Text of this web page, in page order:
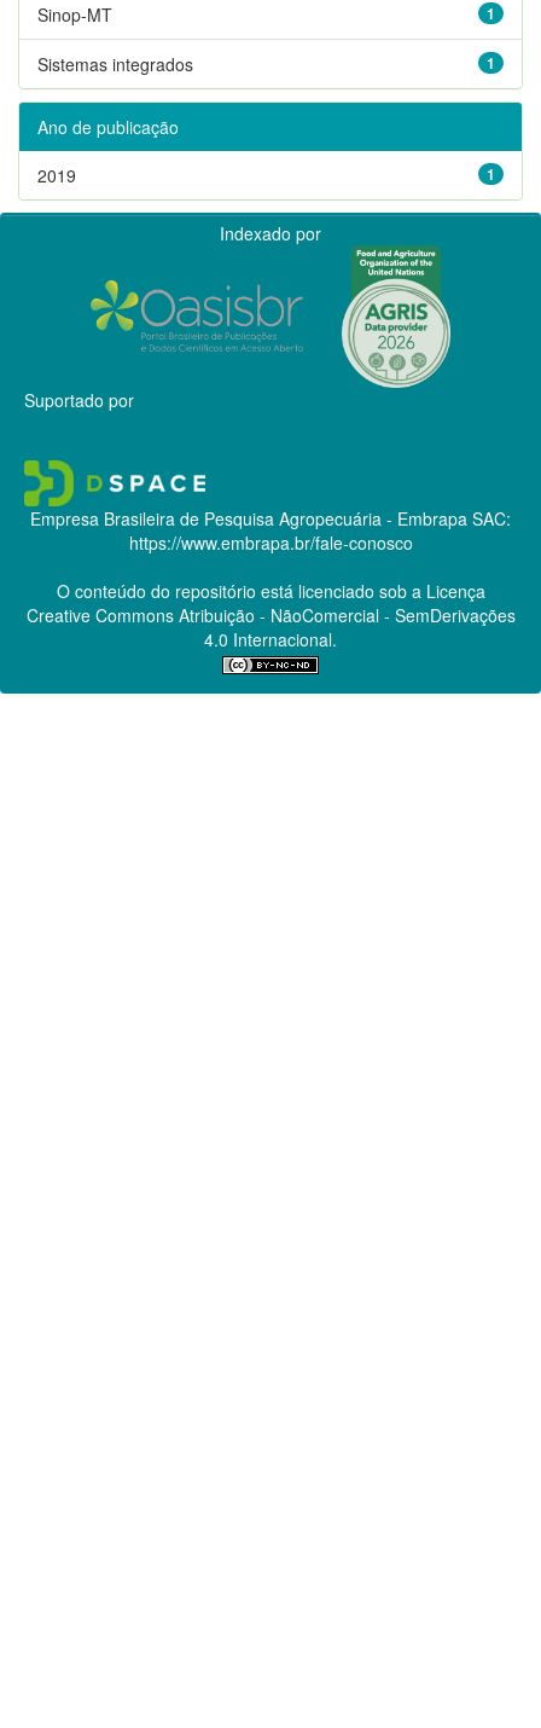
1
Sinop-MT
1
Sistemas integrados
Ano de publicação
1
2019
Indexado por
Suportado por
Empresa Brasileira de Pesquisa Agropecuária - Embrapa SAC:
https://www.embrapa.br/fale-conosco
O conteúdo do repositório está licenciado sob a Licença
Creative CommonsAtribuição - NãoComercial - SemDerivações
4.0 Internacional.